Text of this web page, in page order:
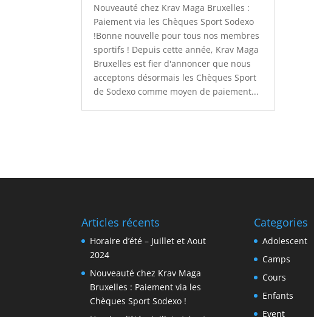
Nouveauté chez Krav Maga Bruxelles :
Paiement via les Chèques Sport Sodexo
!Bonne nouvelle pour tous nos membres
sportifs ! Depuis cette année, Krav Maga
Bruxelles est fier d'annoncer que nous
acceptons désormais les Chèques Sport
de Sodexo comme moyen de paiement...
Articles récents
Horaire d’été – Juillet et Aout
2024
Nouveauté chez Krav Maga
Bruxelles : Paiement via les
Chèques Sport Sodexo !
Categories
Adolescent
Camps
Cours
Enfants
Event